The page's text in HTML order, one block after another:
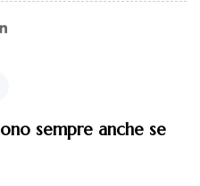
sempre anche se